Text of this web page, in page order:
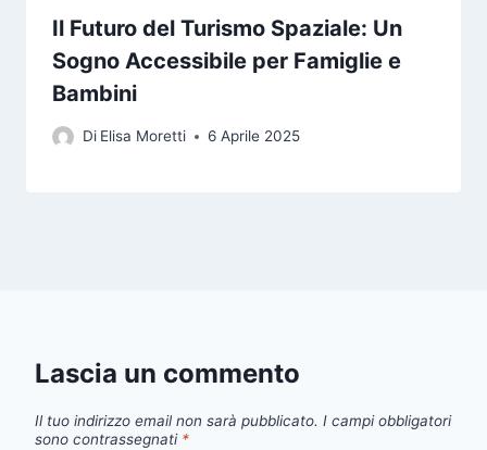
Il Futuro del Turismo Spaziale: Un
Sogno Accessibile per Famiglie e
Bambini
Di Elisa Moretti 6 Aprile 2025
Lascia un commento
Il tuo indirizzo email non sarà pubblicato. I campi obbligatori
sono contrassegnati *